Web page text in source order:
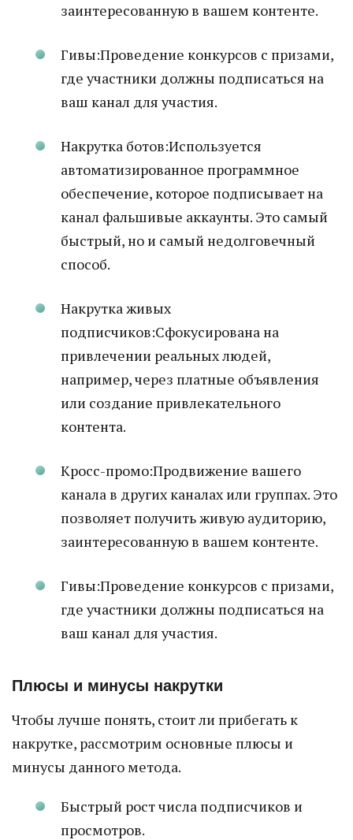
заинтересованную в вашем контенте.
Гивы:Проведение конкурсов с призами,
где участники должны подписаться на
ваш канал для участия.
Накрутка ботов:Используется
автоматизированное программное
обеспечение, которое подписывает на
канал фальшивые аккаунты. Это самый
быстрый, но и самый недолговечный
способ.
Накрутка живых
подписчиков:Сфокусирована на
привлечении реальных людей,
например, через платные объявления
или создание привлекательного
контента.
Кросс-промо:Продвижение вашего
канала в других каналах или группах. Это
позволяет получить живую аудиторию,
заинтересованную в вашем контенте.
Гивы:Проведение конкурсов с призами,
где участники должны подписаться на
ваш канал для участия.
Плюсы и минусы накрутки
Чтобы лучше понять, стоит ли прибегать к
накрутке, рассмотрим основные плюсы и
минусы данного метода.
Быстрый рост числа подписчиков и
просмотров.